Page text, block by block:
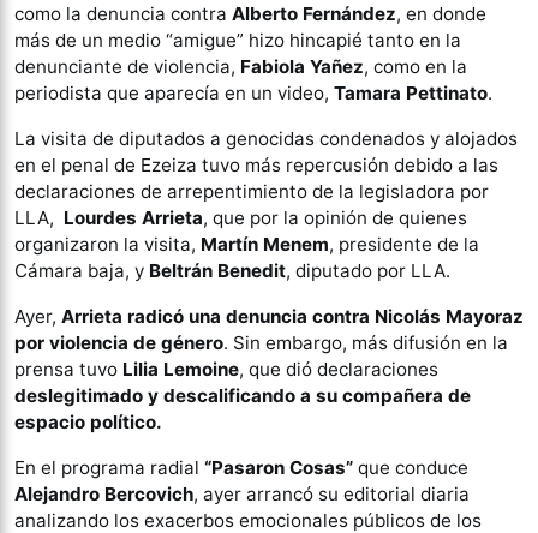
como la denuncia contra Alberto Fernández, en donde
más de un medio “amigue” hizo hincapié tanto en la
denunciante de violencia, Fabiola Yañez, como en la
periodista que aparecía en un video, Tamara Pettinato.
La visita de diputados a genocidas condenados y alojados
en el penal de Ezeiza tuvo más repercusión debido a las
declaraciones de arrepentimiento de la legisladora por
LLA, Lourdes Arrieta, que por la opinión de quienes
organizaron la visita, Martín Menem, presidente de la
Cámara baja, y Beltrán Benedit, diputado por LLA.
Ayer, Arrieta radicó una denuncia contra Nicolás Mayoraz
por violencia de género. Sin embargo, más difusión en la
prensa tuvo Lilia Lemoine, que dió declaraciones
deslegitimado y descalificando a su compañera de
espacio político.
En el programa radial “Pasaron Cosas” que conduce
Alejandro Bercovich, ayer arrancó su editorial diaria
analizando los exacerbos emocionales públicos de los